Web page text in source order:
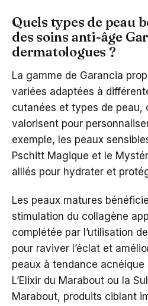
Quels types de peau
des soins anti-âge
dermatologues ?
La gamme de Garancia
variées adaptées à
cutanées et types de peau,
valorisent pour
exemple, les peaux
Pschitt Magique et le
alliés pour hydrater et
Les peaux matures
stimulation du collagène
complétée par l’utilisation
pour raviver l’éclat et
peaux à tendance
L’Elixir du Marabout ou la
Marabout, produits ciblant